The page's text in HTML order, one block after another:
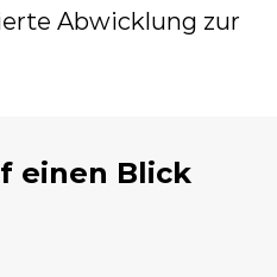
Abwicklung zur
einen Blick